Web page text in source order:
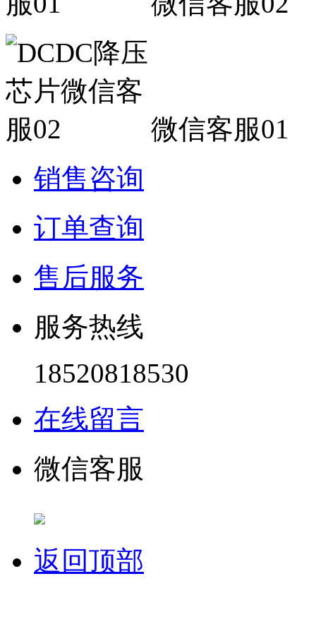
微信客服01
销售咨询
订单查询
售后服务
服务热线
18520818530
在线留言
微信客服
返回顶部